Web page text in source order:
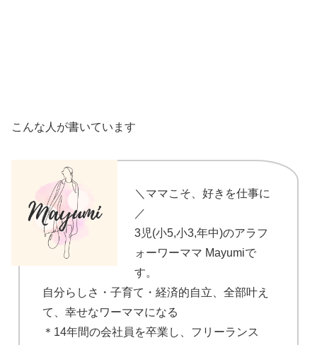
こんな人が書いています
＼ママこそ、好きを仕事に
／
3児(小5,小3,年中)のアラフ
ォーワーママ Mayumiで
す。
自分らしさ・子育て・経済的自立、全部叶え
て、幸せなワーママになる
＊14年間の会社員を卒業し、フリーランス